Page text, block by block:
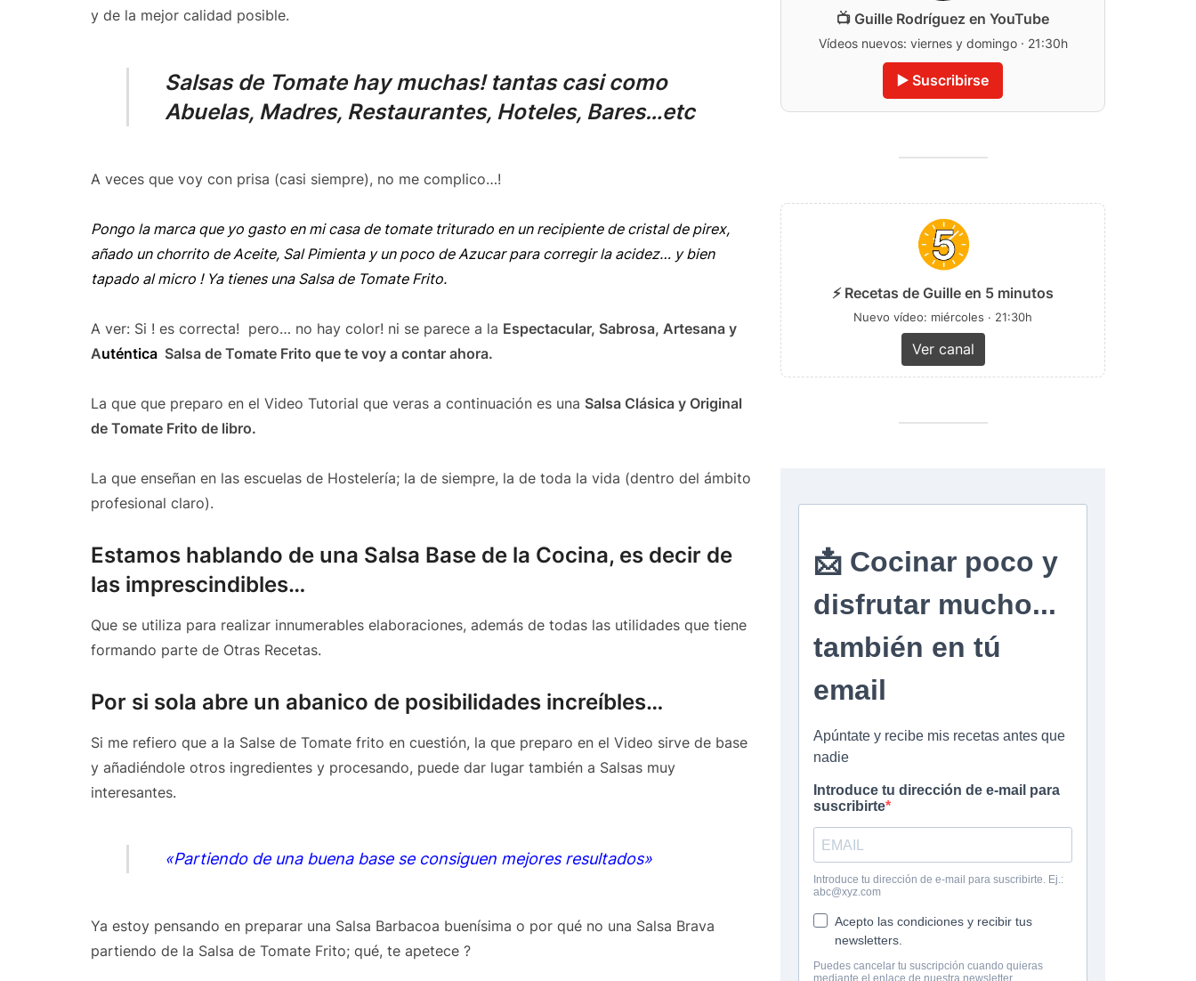
y de la mejor calidad posible.
Salsas de Tomate hay muchas! tantas casi como
Abuelas, Madres, Restaurantes, Hoteles, Bares…etc
A veces que voy con prisa (casi siempre), no me complico…!
Pongo la marca que yo gasto en mi casa de tomate triturado en un recipiente de cristal de pirex,
añado un chorrito de Aceite, Sal Pimienta y un poco de Azucar para corregir la acidez… y bien
tapado al micro ! Ya tienes una Salsa de Tomate Frito.
A ver: Si ! es correcta! pero… no hay color! ni se parece a la Espectacular, Sabrosa, Artesana y
Auténtica Salsa de Tomate Frito que te voy a contar ahora.
La que que preparo en el Video Tutorial que veras a continuación es una Salsa Clásica y Original
de Tomate Frito de libro.
La que enseñan en las escuelas de Hostelería; la de siempre, la de toda la vida (dentro del ámbito
profesional claro).
Estamos hablando de una Salsa Base de la Cocina, es decir de
las imprescindibles…
Que se utiliza para realizar innumerables elaboraciones, además de todas las utilidades que tiene
formando parte de Otras Recetas.
Por si sola abre un abanico de posibilidades increíbles…
Si me refiero que a la Salse de Tomate frito en cuestión, la que preparo en el Video sirve de base
y añadiéndole otros ingredientes y procesando, puede dar lugar también a Salsas muy
interesantes.
«Partiendo de una buena base se consiguen mejores resultados»
Ya estoy pensando en preparar una Salsa Barbacoa buenísima o por qué no una Salsa Brava
partiendo de la Salsa de Tomate Frito; qué, te apetece ?
📺 Guille Rodríguez en YouTube
Vídeos nuevos: viernes y domingo · 21:30h
▶️ Suscribirse
⚡ Recetas de Guille en 5 minutos
Nuevo vídeo: miércoles · 21:30h
Ver canal